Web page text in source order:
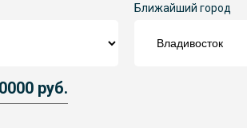
Ближайший город
руб.